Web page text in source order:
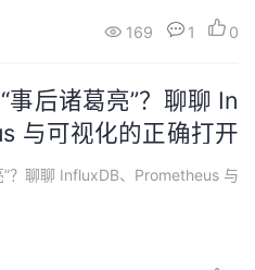
169 1 0
后诸葛亮”？聊聊 In
与可视化的正确打开
？聊聊 InfluxDB、Prometheus 与